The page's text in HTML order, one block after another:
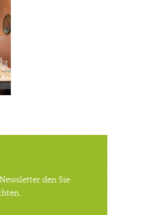
den Sie